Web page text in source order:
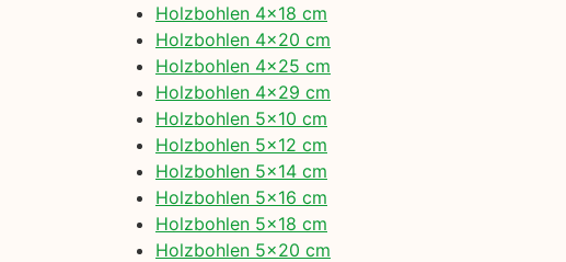
Holzbohlen 4×18 cm
Holzbohlen 4×20 cm
Holzbohlen 4×25 cm
Holzbohlen 4×29 cm
Holzbohlen 5×10 cm
Holzbohlen 5×12 cm
Holzbohlen 5×14 cm
Holzbohlen 5×16 cm
Holzbohlen 5×18 cm
Holzbohlen 5×20 cm